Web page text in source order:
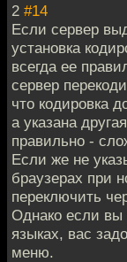
2 #14
Если сервер
установка
всегда ее
сервер
что кодировка
а указана
правильно -
Если же не
браузерах при
переключить
Однако если вы
языках, вас
меню.